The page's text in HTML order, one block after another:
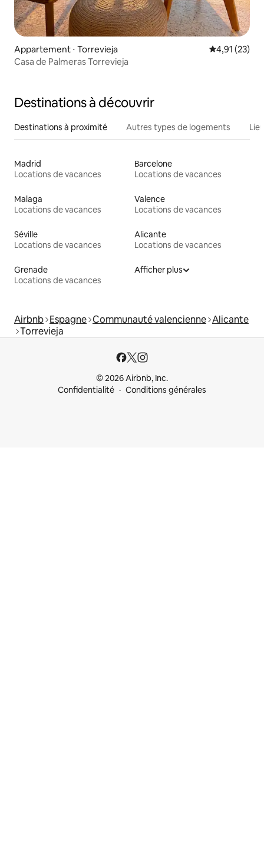
Appartement ⋅ Torrevieja Évaluation
4,91 (23)
Casa de Palmeras Torrevieja
Destinations à découvrir
Destinations à proximité Autres types de logements
Madrid
Locations de vacances
Barcelone
Locations de vacances
Malaga
Locations de vacances
Valence
Locations de vacances
Séville
Locations de vacances
Alicante
Locations de vacances
Grenade
Locations de vacances
Afficher plus
Airbnb Espagne Communauté valencienne Alicante
Torrevieja
© 2026 Airbnb, Inc.
Confidentialité
Conditions générales